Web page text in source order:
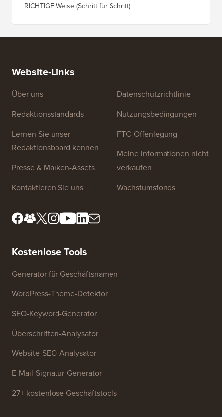
RICHTIGE Weise (Schritt für Schritt)
Website-Links
Über uns
Redaktionsstandards
Lernen Sie unser
Redaktionsboard kennen
Presse & Marken-Assets
Kontaktieren Sie uns
Datenschutzrichtlinie
Nutzungsbedingungen
FTC-Offenlegung
Meine Informationen nicht
verkaufen
Wachstumsfonds
Kostenlose Tools
Generator für Geschäftsnamen
WordPress-Theme-Detektor
SEO-Keyword-Generator
Überschriften-Analysator
Website-SEO-Analysator
E-Mail-Signatur-Generator
27+ kostenlose Geschäftstools